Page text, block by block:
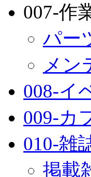
007-作
パー
メン
008-イ
009-カ
010-雑
掲載